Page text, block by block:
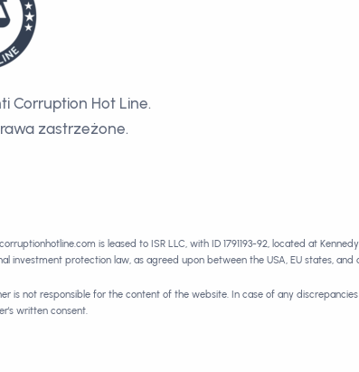
Corruption Hot Line.
zastrzeżone.
is leased to ISR LLC, with ID 1791193-92, located at
investment protection law, as agreed upon between the USA, EU states,
is not responsible for the content of the website. In case of any
written consent.